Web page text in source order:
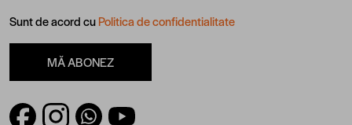
Sunt de acord cuPolitica de confidentialitate
MĂ ABONEZ